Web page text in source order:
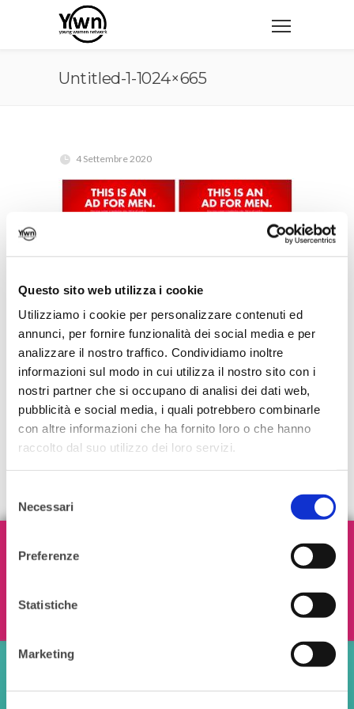
Questo sito web utilizza i cookie
Utilizziamo i cookie per personalizzare contenuti ed
annunci, per fornire funzionalità dei social media e per
analizzare il nostro traffico. Condividiamo inoltre
informazioni sul modo in cui utilizza il nostro sito con i
nostri partner che si occupano di analisi dei dati web,
pubblicità e social media, i quali potrebbero combinarle
con altre informazioni che ha fornito loro o che hanno
raccolto dal suo utilizzo dei loro servizi.
delNecessari
Preferenze
Statistiche
Marketing
Untitled-1-1024×665
4 Settembre 2020